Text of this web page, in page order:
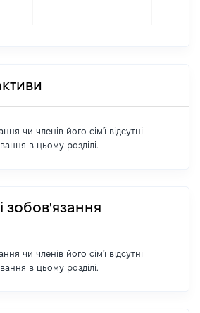
чи членів його сім'ї відсутні
в цьому розділі.
зобов'язання
чи членів його сім'ї відсутні
в цьому розділі.